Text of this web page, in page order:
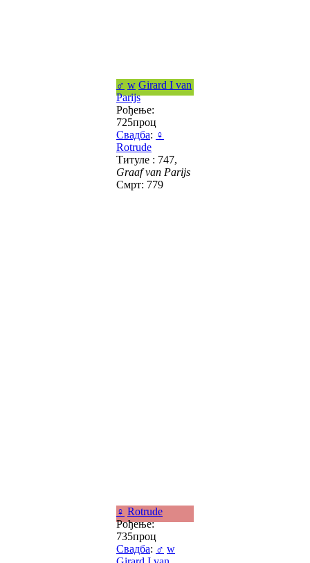
♂ w Girard I van
Parijs
Рођење:
725проц
Свадба: ♀
Rotrude
Титуле : 747,
Graaf van Parijs
Смрт: 779
♀ Rotrude
Рођење:
735проц
Свадба: ♂ w